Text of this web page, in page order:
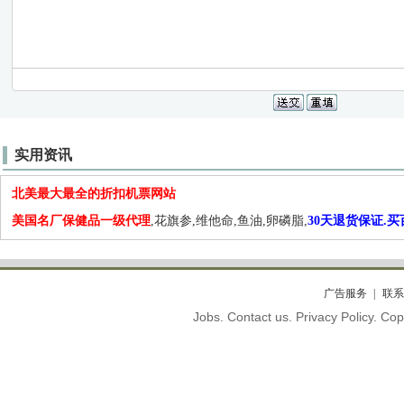
实用资讯
北美最大最全的折扣机票网站
美国名厂保健品一级代理,花旗参,维他命,鱼油,卵磷脂,30天退货保证.买
广告服务 联
Jobs. Contact us. Privacy Policy.